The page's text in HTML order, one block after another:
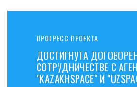
ПРОГРЕСС ПРОЕКТА
ДОСТИГНУТА
СОТРУДНИЧЕСТВЕ С
"KAZAKHSPACE" И